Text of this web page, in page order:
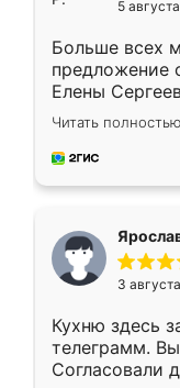
5
Больше всех
предложение
Елены
короткие
для замера
предложил по
Читать полностью
3
Кухню здесь
телеграмм.
Согласовали